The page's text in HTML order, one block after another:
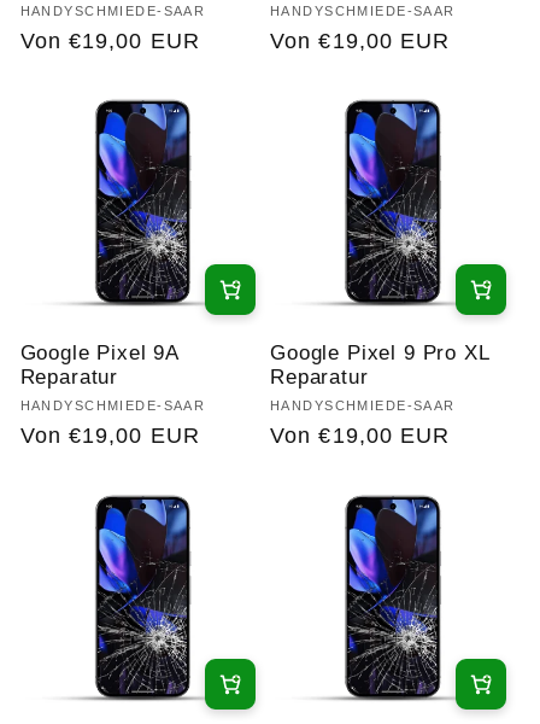
Anbieter:
HANDYSCHMIEDE-SAAR
Normaler
Von €19,00 EUR
Anbieter:
HANDYSCHMIEDE-SAAR
Normaler
Von €19,00 EUR
Google Pixel 9A
Reparatur
Anbieter:
HANDYSCHMIEDE-SAAR
Normaler
Von €19,00 EUR
Google Pixel 9 Pro XL
Reparatur
Anbieter:
HANDYSCHMIEDE-SAAR
Normaler
Von €19,00 EUR